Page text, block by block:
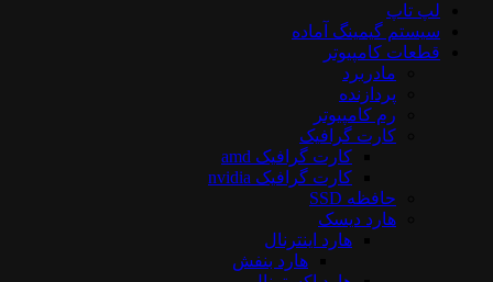
لپ تاپ
سیستم گیمینگ آماده
قطعات کامپیوتر
مادربرد
پردازنده
رم کامپیوتر
کارت گرافیک
کارت گرافیک amd
کارت گرافیک nvidia
حافظه SSD
هارد دیسک
هارد اینترنال
هارد بنفش